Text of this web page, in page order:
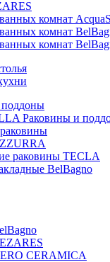
комнат
комнат
комнат
Раковины и
раковины TECLA
BelBagno
CERAMICA